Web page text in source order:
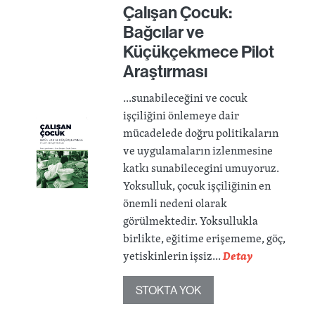
Çalışan Çocuk:
Bağcılar ve
Küçükçekmece Pilot
Araştırması
...sunabileceğini ve cocuk
işçiliğini önlemeye dair
mücadelede doğru politikaların
ve uygulamaların izlenmesine
katkı sunabilecegini umuyoruz.
Yoksulluk, çocuk işçiliğinin en
önemli nedeni olarak
görülmektedir. Yoksullukla
birlikte, eğitime erişememe, göç,
yetiskinlerin işsiz...Detay
STOKTA YOK